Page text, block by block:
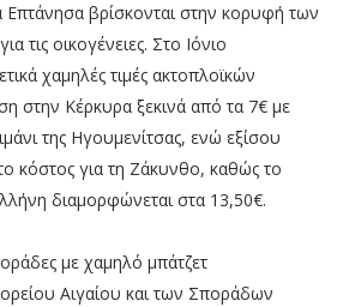
Επτάνησα βρίσκονται στην κορυφή των
τις οικογένειες. Στο Ιόνιο
χαμηλές τιμές ακτοπλοϊκών
στην Κέρκυρα ξεκινά από τα 7€ με
της Ηγουμενίτσας, ενώ εξίσου
κόστος για τη Ζάκυνθο, καθώς το
διαμορφώνεται στα 13,50€.
με χαμηλό μπάτζετ
Αιγαίου και των Σποράδων